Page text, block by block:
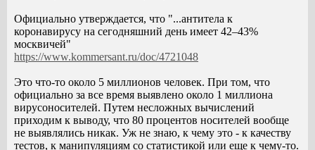
Официально утверждается, что "...антитела к
коронавирусу на сегодняшний день имеет 42–43%
москвичей"
https://www.kommersant.ru/doc/4721048
Это что-то около 5 миллионов человек. При том, что
официально за все время выявлено около 1 миллиона
вирусоносителей. Путем несложных вычислений
приходим к выводу, что 80 процентов носителей вообще
не выявлялись никак. Уж не знаю, к чему это - к качеству
тестов, к манипуляциям со статистикой или еще к чему-то.